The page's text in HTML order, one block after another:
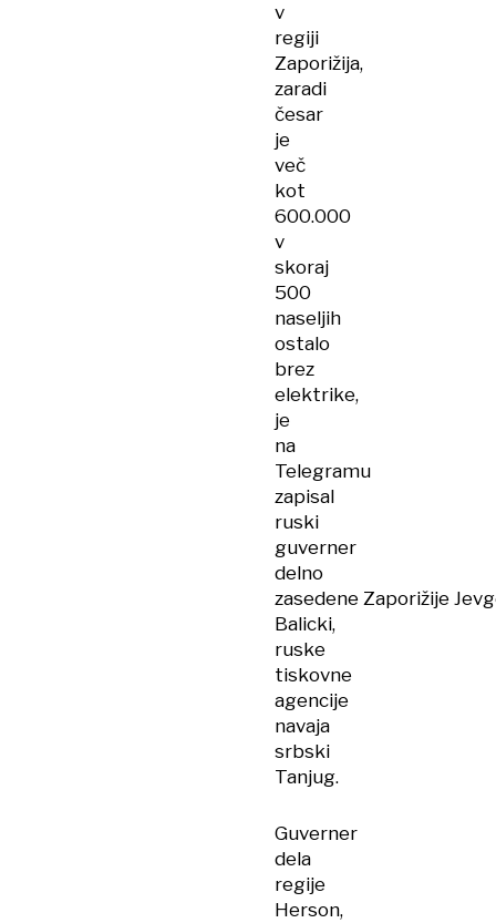
v
regiji
Zaporižija,
zaradi
česar
je
več
kot
600.000
v
skoraj
500
naseljih
ostalo
brez
elektrike,
je
na
Telegramu
zapisal
ruski
guverner
delno
zasedene Zaporižije
Balicki,
ruske
tiskovne
agencije
navaja
srbski
Tanjug.
Guverner
dela
regije
Herson,